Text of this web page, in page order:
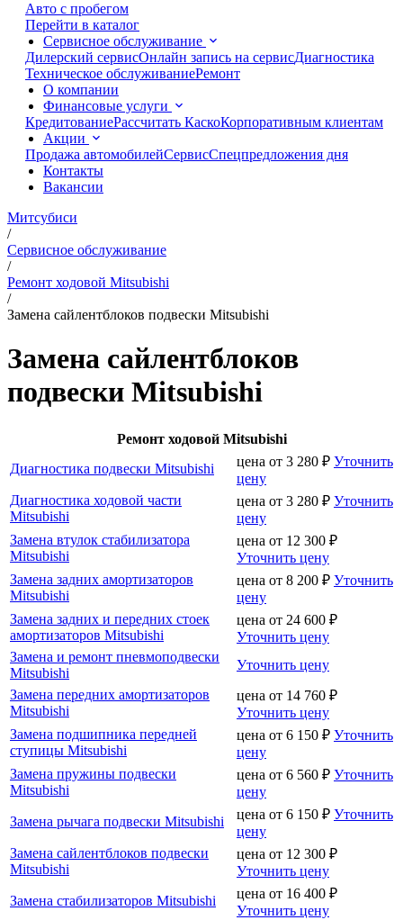
Авто с пробегом
Перейти в каталог
Сервисное обслуживание
Дилерский сервисОнлайн запись на сервисДиагностика
Техническое обслуживаниеРемонт
О компании
Финансовые услуги
КредитованиеРассчитать КаскоКорпоративным клиентам
Акции
Продажа автомобилейСервисСпецпредложения дня
Контакты
Вакансии
Митсубиси
/
Сервисное обслуживание
/
Ремонт ходовой Mitsubishi
/
Замена сайлентблоков подвески Mitsubishi
Замена сайлентблоков
подвески Mitsubishi
Ремонт ходовой Mitsubishi
Диагностика подвески Mitsubishi
цена от 3 280 ₽ Уточнить
цену
Диагностика ходовой части
Mitsubishi
цена от 3 280 ₽ Уточнить
цену
Замена втулок стабилизатора
Mitsubishi
цена от 12 300 ₽
Уточнить цену
Замена задних амортизаторов
Mitsubishi
цена от 8 200 ₽ Уточнить
цену
Замена задних и передних стоек
амортизаторов Mitsubishi
цена от 24 600 ₽
Уточнить цену
Замена и ремонт пневмоподвески
Mitsubishi
Уточнить цену
Замена передних амортизаторов
Mitsubishi
цена от 14 760 ₽
Уточнить цену
Замена подшипника передней
ступицы Mitsubishi
цена от 6 150 ₽ Уточнить
цену
Замена пружины подвески
Mitsubishi
цена от 6 560 ₽ Уточнить
цену
Замена рычага подвески Mitsubishi
цена от 6 150 ₽ Уточнить
цену
Замена сайлентблоков подвески
Mitsubishi
цена от 12 300 ₽
Уточнить цену
Замена стабилизаторов Mitsubishi
цена от 16 400 ₽
Уточнить цену